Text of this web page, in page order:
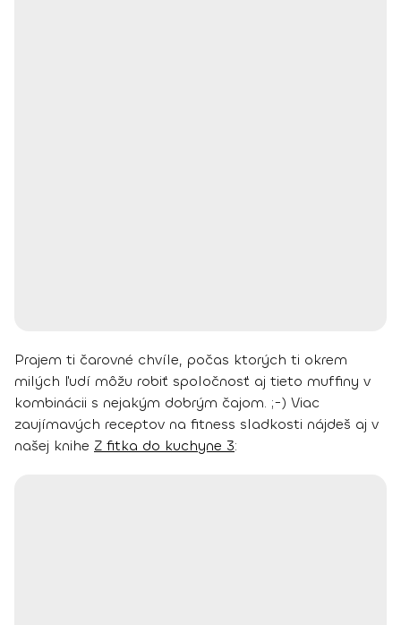
Prajem ti čarovné chvíle, počas ktorých ti okrem
milých ľudí môžu robiť spoločnosť aj tieto muffiny v
kombinácii s nejakým dobrým čajom. ;-) Viac
zaujímavých receptov na fitness sladkosti nájdeš aj v
našej knihe Z fitka do kuchyne 3: